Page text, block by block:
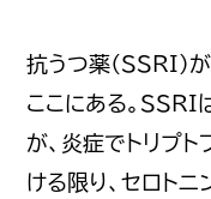
抗うつ薬（SSRI）
ここにある。SSRI
が、炎症でトリプ
ける限り、セロト